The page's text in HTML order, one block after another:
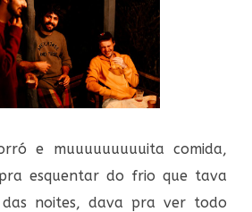
e muuuuuuuuuita comida,
esquentar do frio que tava
noites, dava pra ver todo